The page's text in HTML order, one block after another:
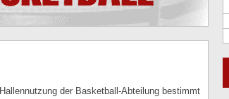
Hallennutzung der Basketball-Abteilung bestimmt